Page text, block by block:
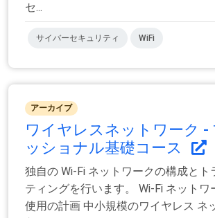
セ...
サイバーセキュリティ WiFi
アーカイブ
ワイヤレスネットワーク -
ッショナル基礎コース
独自の Wi-Fi ネットワークの構成とト
ティングを行います。 Wi-Fi ネットワ
使用の計画 中小規模のワイヤレス ネ